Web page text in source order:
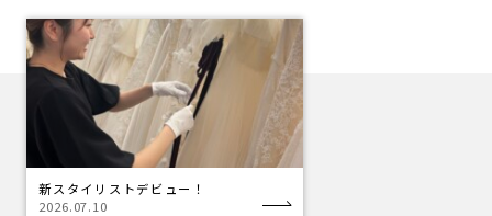
新スタイリストデビュー！
2026.07.10